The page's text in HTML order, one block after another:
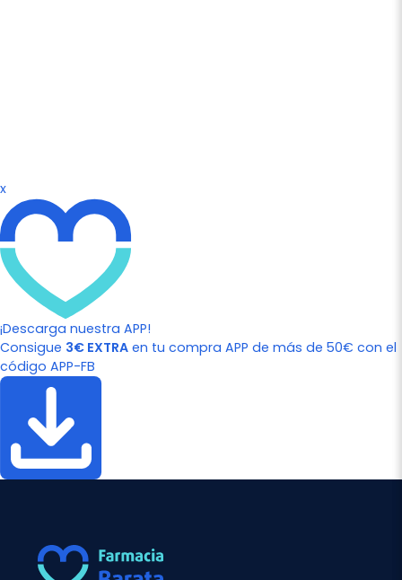
x
¡Descarga nuestra APP!
Consigue 3€ EXTRA en tu compra APP de más de 50€ con el
código APP-FB